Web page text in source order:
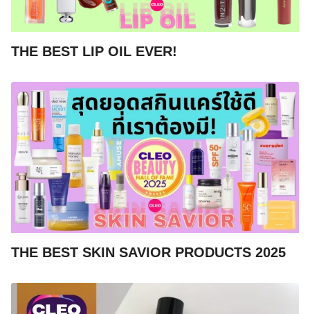
THE BEST LIP OIL EVER!
THE BEST SKIN SAVIOR PRODUCTS 2025